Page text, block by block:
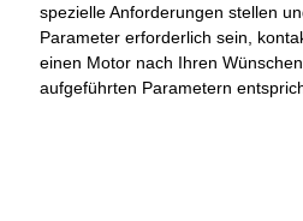
spezielle Anforderungen stellen
Parameter erforderlich sein,
einen Motor nach Ihren
aufgeführten Parametern